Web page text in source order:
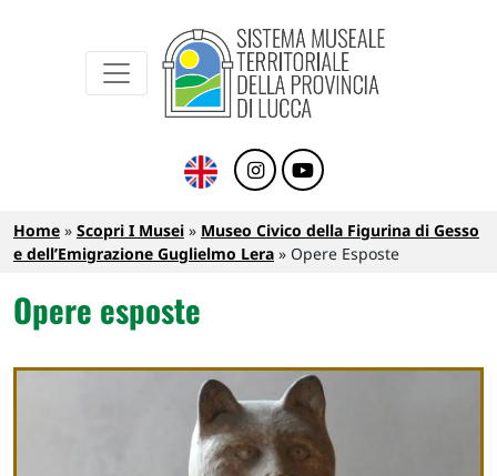
Sistema Museale Territoriale della
Briciole di pane
Home Scopri I Musei
Museo Civico della Figurina di Gesso
e dell’Emigrazione Guglielmo Lera
Opere Esposte
Opere esposte